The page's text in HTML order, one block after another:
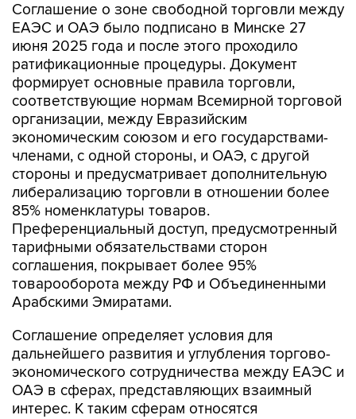
Соглашение о зоне свободной торговли между
ЕАЭС и ОАЭ было подписано в Минске 27
июня 2025 года и после этого проходило
ратификационные процедуры. Документ
формирует основные правила торговли,
соответствующие нормам Всемирной торговой
организации, между Евразийским
экономическим союзом и его государствами-
членами, с одной стороны, и ОАЭ, с другой
стороны и предусматривает дополнительную
либерализацию торговли в отношении более
85% номенклатуры товаров.
Преференциальный доступ, предусмотренный
тарифными обязательствами сторон
соглашения, покрывает более 95%
товарооборота между РФ и Объединенными
Арабскими Эмиратами.
Соглашение определяет условия для
дальнейшего развития и углубления торгово-
экономического сотрудничества между ЕАЭС и
ОАЭ в сферах, представляющих взаимный
интерес. К таким сферам относятся